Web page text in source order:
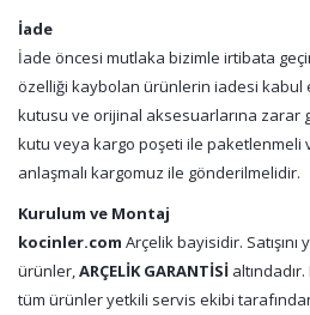
İade
İade öncesi mutlaka bizimle irtibata
özelliği kaybolan ürünlerin iadesi kabul
kutusu ve orijinal aksesuarlarına zarar
kutu veya kargo poşeti ile paketlenmeli
anlaşmalı kargomuz ile gönderilmelidir.
Kurulum ve Montaj
kocinler.com Arçelik bayisidir.
ürünler,ARÇELİK GARANTİSİ
tüm ürünler yetkili servis ekibi tarafından